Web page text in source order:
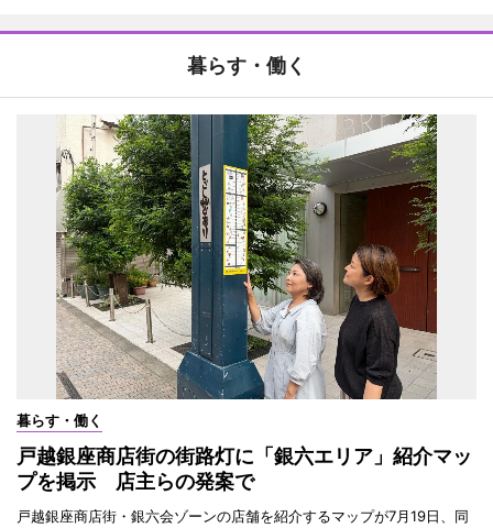
暮らす・働く
暮らす・働く
戸越銀座商店街の街路灯に「銀六エリア」紹介マッ
プを掲示 店主らの発案で
戸越銀座商店街・銀六会ゾーンの店舗を紹介するマップが7月19日、同